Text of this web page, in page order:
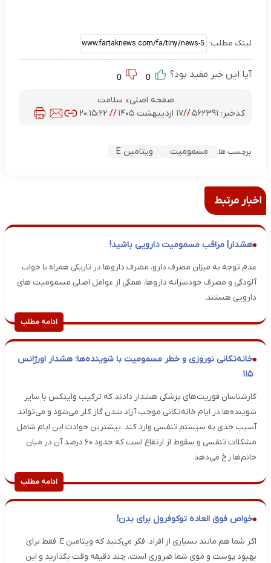
لینک مطلب:
آیا این خبر مفید بود؟
صفحه اصلی
سلامت
کدخبر: ۵۶۲۳۹۱ //۱۷ اردیبهشت ۱۴۰۵ //۲۰:۱۵:۲۲
برچسب ها: مسمومیت ویتامین E
اخبار مرتبط
هشدار| مراقب مسمومیت دارویی باشید!
عدم توجه به میزان مصرف دارو، مصرف داروها در تاریکی همراه با خواب
آلودگی و مصرف خودسرانه داروها، همگی از عوامل اصلی مسمومیت های
دارویی هستند.
ادامه مطلب
خانه‌تکانی نوروزی و خطر مسمومیت با شوینده‌ها؛ هشدار اورژانس
۱۱۵
کارشناسان فوریت‌های پزشکی هشدار دادند که ترکیب وایتکس با سایر
شوینده‌ها در ایام خانه‌تکانی موجب آزاد شدن گاز کلر می‌شود و می‌تواند
آسیب جدی به سیستم تنفسی وارد کند. بیشترین حوادث این ایام شامل
مشکلات تنفسی و سقوط از ارتفاع است که حدود ۶۰ درصد آن در میان
خانم‌ها رخ می‌دهد.
ادامه مطلب
خواص فوق العاده توکوفرول برای بدن!
اگر شما هم مانند بسیاری از افراد، فکر می‌کنید که ویتامین E، فقط برای
بهبود پوست و موی شما ضروری است، چند دقیقه وقت بگذارید و این